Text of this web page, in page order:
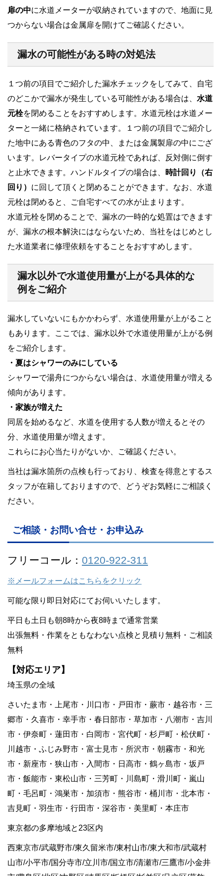
扉の中に水道メーターが収納されていますので、地面に見
つからない場合は金属扉を開けてご確認ください。
漏水の可能性がある時の対処法
１つ前の項目でご紹介した漏水チェックをしてみて、自宅
のどこかで漏水が発生している可能性がある場合は、 水道
元栓を閉めることをおすすめします。水道元栓は水道メー
ターと一緒に格納されています。１つ前の項目でご紹介し
た地中にある青色のフタの中、または金属製扉の中にござ
います。レバータイプの水道元栓であれば、反対側に倒す
と止水できます。ハンドルタイプの場合は、
時計回り（右
回り） に回して頂くと閉めることができます。なお、水道
元栓は閉めると、ご自宅すべての水が止まります。
水道元栓を閉めることで、漏水の一時的な処置はできます
が、漏水の根本解決にはならないため、当社をはじめとし
た水道業者に修理依頼をすることをおすすめします。
漏水以外で水道使用量が上がる具体的な
例をご紹介
漏水していないにもかかわらず、水道使用量が上がること
もあります。ここでは、漏水以外で水道使用量が上がる例
をご紹介します。
・夏はシャワーのみにしている
シャワーで湯舟につからない場合は、水道使用量が増える
傾向があります。
・家族が増えた
同居を始めるなど、水道を使用する人数が増えるとその
分、水道使用量が増えます。
これらにお心当たりがないか、ご確認ください。
当社は漏水箇所の点検も行っており、検査を得意とするス
タッフが在籍しておりますので、どうぞお気軽にご相談く
ださい。
ご相談・お問い合せ・お申込み
フリーコール： 0120-922-311
※メールフォームはこちらをクリック
可能な限り即日対応にてお伺いいたします。
平日も土日も朝8時から夜8時まで通常営業
出張無料・作業をともなわない点検と見積り無料・ご相談
無料
【対応エリア】
埼玉県の全域
さいたま市・上尾市・川口市・戸田市・蕨市・越谷市・三
郷市・久喜市・幸手市・春日部市・草加市・八潮市・吉川
市・伊奈町・蓮田市・白岡市・宮代町・杉戸町・松伏町・
川越市・ふじみ野市・富士見市・所沢市・朝霧市・和光
市・新座市・狭山市・入間市・日高市・鶴ヶ島市・坂戸
市・飯能市・東松山市・三芳町・川島町・滑川町・嵐山
町・毛呂町・鴻巣市・加須市・熊谷市・桶川市・北本市・
吉見町・羽生市・行田市・深谷市・美里町・本庄市
東京都の多摩地域と23区内
西東京市/武蔵野市/東久留米市/東村山市/東大和市/武蔵村
山市/小平市/国分寺市/立川市/国立市/清瀬市/三鷹市/小金井